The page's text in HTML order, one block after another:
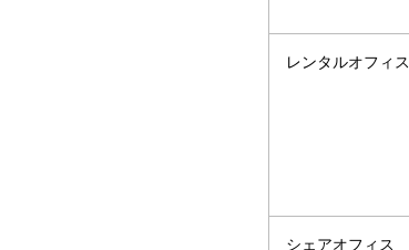
レンタルオフィス
シェアオフィス